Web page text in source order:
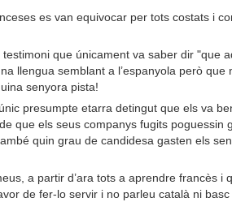
es van equivocar per tots costats i
que únicament va saber dir "que
llengua semblant a l’espanyola però que
senyora pista!
presumpte etarra detingut que els va
que els seus companys fugits poguessin
quin grau de candidesa gasten els
a partir d’ara tots a aprendre francès i
de fer-lo servir i no parleu català ni